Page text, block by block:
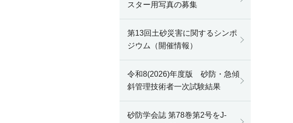
スター用写真の募集
第13回土砂災害に関するシンポ
ジウム（開催情報）
令和8(2026)年度版 砂防・急傾
斜管理技術者一次試験結果
砂防学会誌 第78巻第2号をJ-